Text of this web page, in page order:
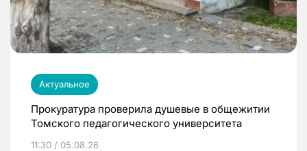
Актуальное
Прокуратура проверила душевые в общежитии
Томского педагогического университета
11:30 / 05.08.26